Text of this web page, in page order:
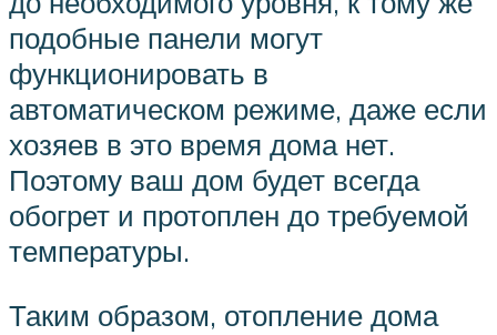
подобные панели могут
функционировать в
автоматическом режиме, даже если
хозяев в это время дома нет.
Поэтому ваш дом будет всегда
обогрет и протоплен до требуемой
температуры.
Таким образом, отопление дома